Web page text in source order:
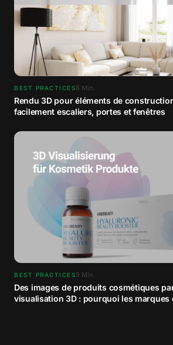
BEST PRACTICES8 Min.
Rendu 3D pour éléments de
facilement escaliers, portes et fenêtres
BEST PRACTICES9 Min.
Des images de produits cosmétiques
visualisation 3D : pourquoi les marques